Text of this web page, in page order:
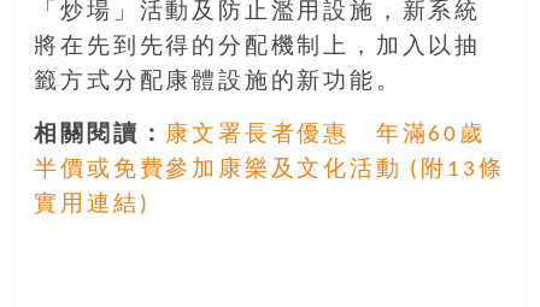
「炒場」活動及防止濫用設施，新系統
將在先到先得的分配機制上，加入以抽
籤方式分配康體設施的新功能。
相關閱讀： 康文署長者優惠 年滿60歲
半價或免費參加康樂及文化活動 (附13條
實用連結)